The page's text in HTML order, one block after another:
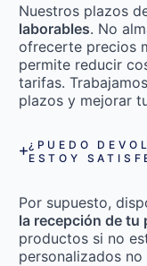
Nuestros plazos
laborables. No
ofrecerte precios
permite reducir
tarifas.
plazos y mejorar
¿PUEDO
ESTOY
Por supuesto,
la recepción de tu
productos si no
personalizados